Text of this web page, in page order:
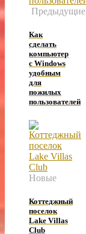
Предыдущие
Как
сделать
компьютер
с Windows
удобным
для
пожилых
пользователей
Новые
Коттеджный
поселок
Lake Villas
Club